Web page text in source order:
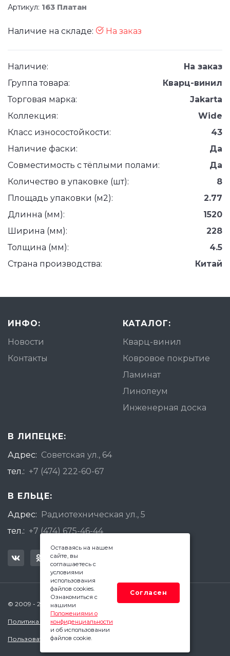
Артикул: 163 Платан
Наличие на складе: На заказ
Наличие:
На заказ
Группа товара:
Кварц-винил
Торговая марка:
Jakarta
Коллекция:
Wide
Класс износостойкости:
43
Наличие фаски:
Да
Совместимость с тёплыми полами:
Да
Количество в упаковке (шт):
8
Площадь упаковки (м2):
2.77
Длинна (мм):
1520
Ширина (мм):
228
Толщина (мм):
4.5
Страна производства:
Китай
ИНФО:
Новости
Контакты
КАТАЛОГ:
Кварц-винил
Ковровое покрытие
Ламинат
Линолеум
Инженерная доска
В ЛИПЕЦКЕ:
Адрес: Советская ул., 64
тел.: +7 (474) 222-60-67
В ЕЛЬЦЕ:
Адрес: Радиотехническая ул., 5
тел.: +7 (474) 675-46-44
© 2009 - 2026 Квадратный Метр - Липецк
Политика конфиденциальности
Пользовательское соглашение
Оставаясь на нашем
сайте, вы
соглашаетесь с
условиями
использования
файлов cookies.
Ознакомиться с
нашими
Положениями о
конфиденциальности
и об использовании
файлов cookie.
Согласен